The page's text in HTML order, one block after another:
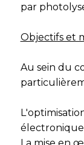
par
Objectifs et
Au sein du